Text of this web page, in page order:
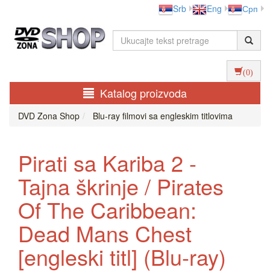
Srb Eng Срп
(0)
Katalog proizvoda
DVD Zona Shop Blu-ray filmovi sa engleskim titlovima
Pirati sa Kariba 2 -
Tajna škrinje / Pirates
Of The Caribbean:
Dead Mans Chest
[engleski titl] (Blu-ray)